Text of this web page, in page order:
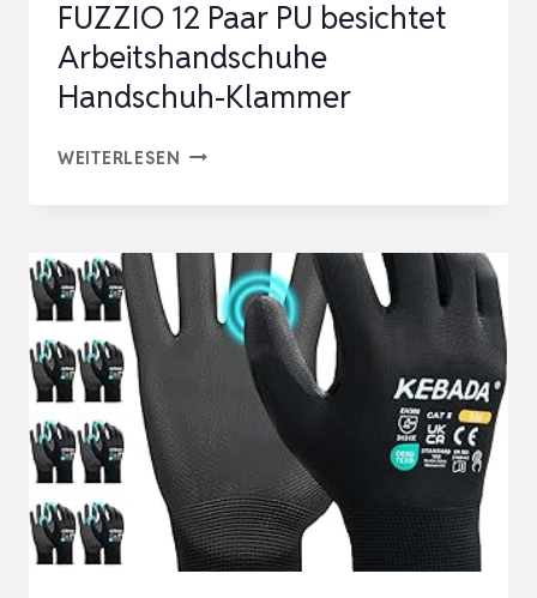
FUZZIO 12 Paar PU besichtet
Arbeitshandschuhe
Handschuh-Klammer
WEITERLESEN FUZZIO
PU
BESICHTET
ARBEITSHANDSCHUHE
HANDSCHUH-
KLAMMER